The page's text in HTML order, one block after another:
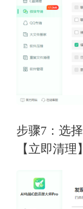
步骤7：选
【立即清理